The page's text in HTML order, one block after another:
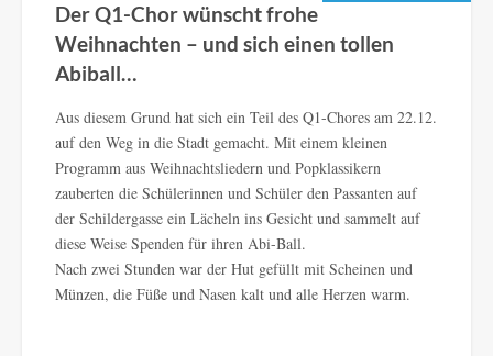
Der Q1-Chor wünscht frohe
Weihnachten – und sich einen tollen
Abiball…
Aus diesem Grund hat sich ein Teil des Q1-Chores am 22.12.
auf den Weg in die Stadt gemacht. Mit einem kleinen
Programm aus Weihnachtsliedern und Popklassikern
zauberten die Schülerinnen und Schüler den Passanten auf
der Schildergasse ein Lächeln ins Gesicht und sammelt auf
diese Weise Spenden für ihren Abi-Ball.
Nach zwei Stunden war der Hut gefüllt mit Scheinen und
Münzen, die Füße und Nasen kalt und alle Herzen warm.